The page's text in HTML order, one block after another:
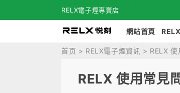
RELX電子煙專賣店
網站首頁
首页 > RELX電子煙資訊 > RELX
RELX 使用常見